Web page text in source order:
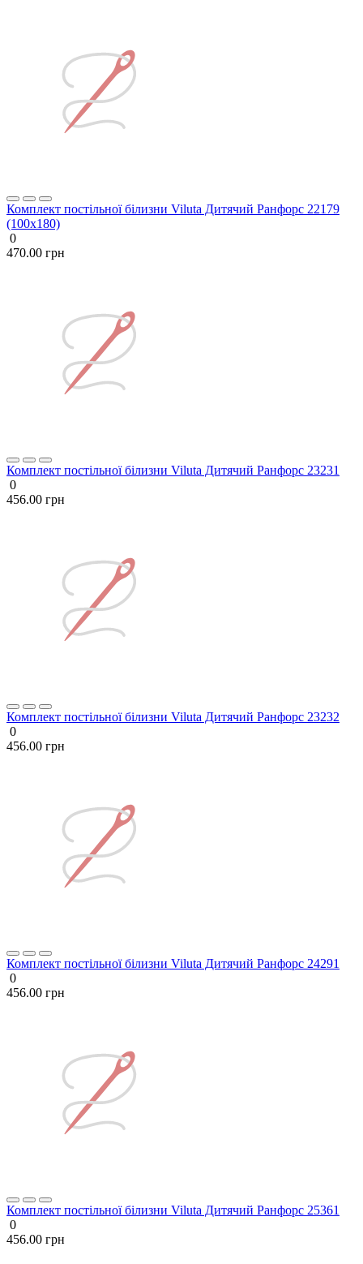
Комплект постільної білизни Viluta Дитячий Ранфорс 22179
(100х180)
0
470.00 грн
Комплект постільної білизни Viluta Дитячий Ранфорс 23231
0
456.00 грн
Комплект постільної білизни Viluta Дитячий Ранфорс 23232
0
456.00 грн
Комплект постільної білизни Viluta Дитячий Ранфорс 24291
0
456.00 грн
Комплект постільної білизни Viluta Дитячий Ранфорс 25361
0
456.00 грн